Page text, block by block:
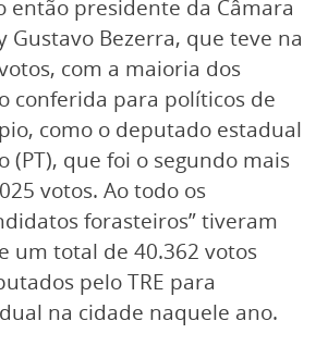
então presidente da Câmara
Gustavo Bezerra, que teve na
com a maioria dos
conferida para políticos de
como o deputado estadual
(PT), que foi o segundo mais
votos. Ao todo os
forasteiros” tiveram
um total de 40.362 votos
pelo TRE para
na cidade naquele ano.